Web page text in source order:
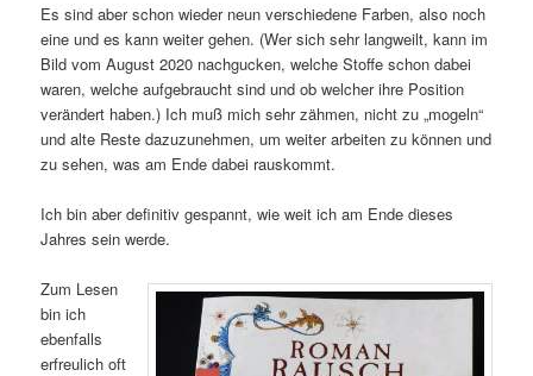
Es sind aber schon wieder neun verschiedene Farben, also noch
eine und es kann weiter gehen. (Wer sich sehr langweilt, kann im
Bild vom August 2020 nachgucken, welche Stoffe schon dabei
waren, welche aufgebraucht sind und ob welcher ihre Position
verändert haben.) Ich muß mich sehr zähmen, nicht zu „mogeln“
und alte Reste dazuzunehmen, um weiter arbeiten zu können und
zu sehen, was am Ende dabei rauskommt.
Ich bin aber definitiv gespannt, wie weit ich am Ende dieses
Jahres sein werde.
Zum Lesen
bin ich
ebenfalls
erfreulich oft